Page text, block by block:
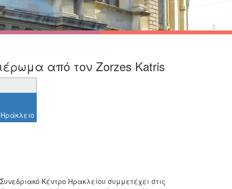
από τον Zorzes Katris
Συνεδριακό Κέντρο Ηρακλείου συμμετέχει στις